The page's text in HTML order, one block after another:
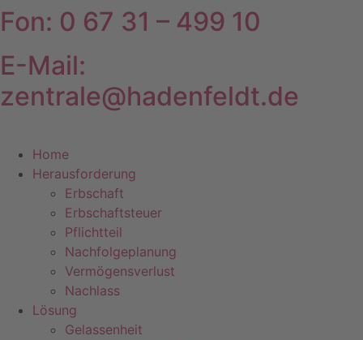
Zum
Inhalt
springen
Fon: 0 67 31 – 499 10
E-Mail:
zentrale@hadenfeldt.de
Home
Herausforderung
Erbschaft
Erbschaftsteuer
Pflichtteil
Nachfolgeplanung
Vermögensverlust
Nachlass
Lösung
Gelassenheit